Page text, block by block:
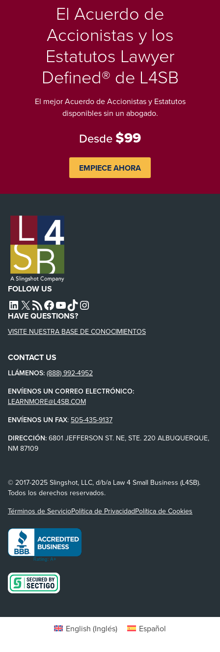
El Acuerdo de
Accionistas y los
Estatutos Lawyer
Defined® de L4SB
El mejor Acuerdo de Accionistas y Estatutos
disponibles sin un abogado.
Desde $99
EMPIECE AHORA
FOLLOW US
L4SB LINKEDIN
X L4SB RSS FEEDL4SB FACEBOOK
L4SB YOUTUBE
TIKTOKINSTAGRAM
HAVE QUESTIONS?
VISITE NUESTRA BASE DE CONOCIMIENTOS
CONTACT US
LLÁMENOS: (888) 992-4952
ENVÍENOS UN CORREO ELECTRÓNICO:
LEARNMORE@L4SB.COM
ENVÍENOS UN FAX: 505-435-9137
DIRECCIÓN: 6801 JEFFERSON ST. NE, STE. 220 ALBUQUERQUE,
NM 87109
© 2017-2025 Slingshot, LLC, d/b/a Law 4 Small Business (L4SB).
Todos los derechos reservados.
Términos de ServicioPolítica de PrivacidadPolítica de Cookies
English (Inglés) Español